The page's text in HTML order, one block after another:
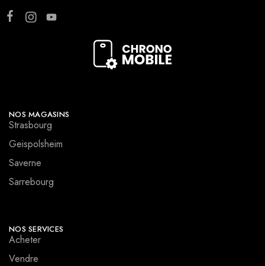
NOS MAGASINS
Strasbourg
Geispolsheim
Saverne
Sarrebourg
NOS SERVICES
Acheter
Vendre